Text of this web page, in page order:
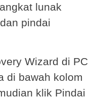
lunak
pindai
Wizard di PC
di bawah kolom
klik Pindai